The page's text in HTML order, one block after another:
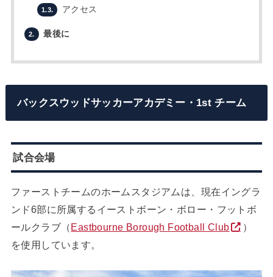
1.3. アクセス
2. 最後に
バックスウッドサッカーアカデミー・1st チーム
試合会場
ファーストチームのホームスタジアムは、現在イングラ
ンド6部に所属するイーストボーン・ボロー・フットボ
ールクラブ（ Eastbourne Borough Football Club
）
を使用しています。